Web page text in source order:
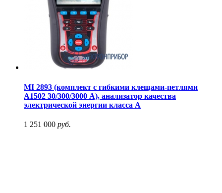
MI 2893 (комплект с гибкими клещами-петлями
А1502 30/300/3000 А), анализатор качества
электрической энергии класса А
1 251 000 руб.